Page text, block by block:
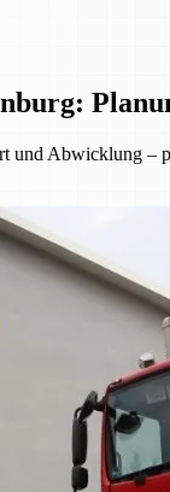
und Abwicklung –